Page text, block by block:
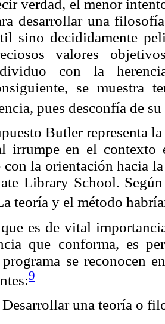
verdad, el menor
desarrollar una
sino decididamente
valores
con la
se muestra
pues desconfía de
Butler representa
irrumpe en el contexto
con la orientación hacia
Library School.
teoría y el método
es de vital
que conforma, es
se reconocen
9
Desarrollar una teoría o